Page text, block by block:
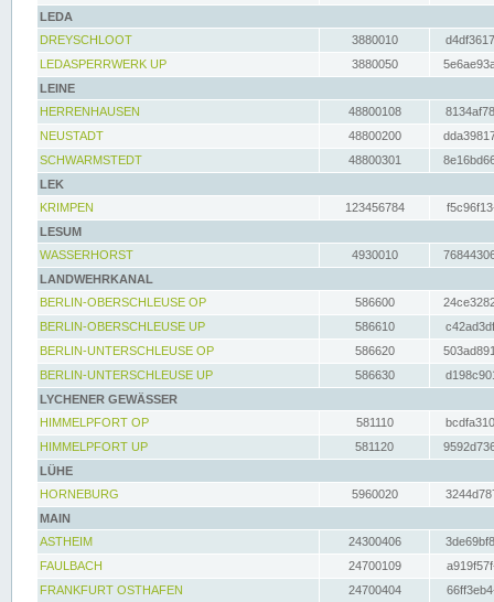
LEDA
DREYSCHLOOT
3880010
LEDASPERRWERK UP
3880050
LEINE
HERRENHAUSEN
48800108
NEUSTADT
48800200
SCHWARMSTEDT
48800301
LEK
KRIMPEN
123456784
LESUM
WASSERHORST
4930010
LANDWEHRKANAL
BERLIN-OBERSCHLEUSE OP
586600
BERLIN-OBERSCHLEUSE UP
586610
BERLIN-UNTERSCHLEUSE OP
586620
BERLIN-UNTERSCHLEUSE UP
586630
LYCHENER GEWÄSSER
HIMMELPFORT OP
581110
HIMMELPFORT UP
581120
LÜHE
HORNEBURG
5960020
MAIN
ASTHEIM
24300406
FAULBACH
24700109
FRANKFURT OSTHAFEN
24700404